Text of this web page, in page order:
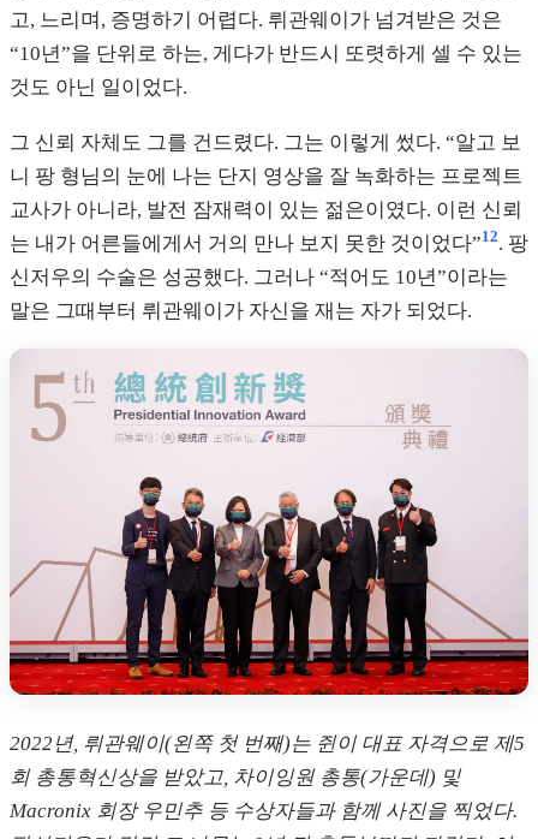
고, 느리며, 증명하기 어렵다. 뤼관웨이가 넘겨받은 것은
“10년”을 단위로 하는, 게다가 반드시 또렷하게 셀 수 있는
것도 아닌 일이었다.
그 신뢰 자체도 그를 건드렸다. 그는 이렇게 썼다. “알고 보
니 팡 형님의 눈에 나는 단지 영상을 잘 녹화하는 프로젝트
교사가 아니라, 발전 잠재력이 있는 젊은이였다. 이런 신뢰
는 내가 어른들에게서 거의 만나 보지 못한 것이었다”12. 팡
신저우의 수술은 성공했다. 그러나 “적어도 10년”이라는
말은 그때부터 뤼관웨이가 자신을 재는 자가 되었다.
2022년, 뤼관웨이(왼쪽 첫 번째)는 쥔이 대표 자격으로 제5
회 총통혁신상을 받았고, 차이잉원 총통(가운데) 및
Macronix 회장 우민추 등 수상자들과 함께 사진을 찍었다.